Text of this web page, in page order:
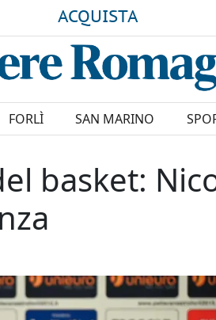
ACQUISTA
FORLÌ SAN MARINO
basket: